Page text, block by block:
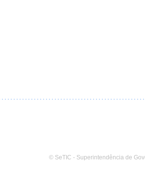
© SeTIC - Superintendência de